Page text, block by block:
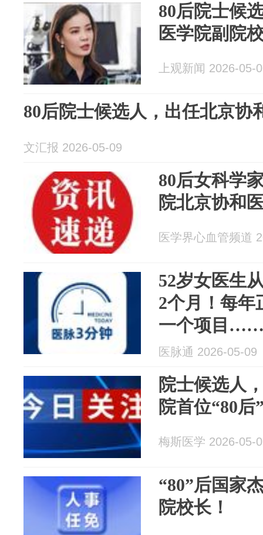
80后院士候
医学院副院
上观新闻 2026-05-
80后院士候选人，出任北京协
文汇报 2026-05-09
80后女科学
院北京协和
医学界心血管频道
52岁女医生
2个月！每年
一个项目……
医脉通 2026-05-09
院士候选人
院首位“80
梅斯医学 2026-05-
“80”后国家
院校长！